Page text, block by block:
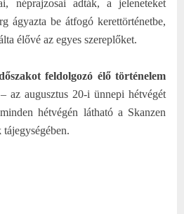
néprajzosai adták, a jeleneteket
ágyazta be átfogó kerettörténetbe,
élővé az egyes szereplőket.
feldolgozó élő történelem
az augusztus 20-i ünnepi hétvégét
hétvégén látható a Skanzen